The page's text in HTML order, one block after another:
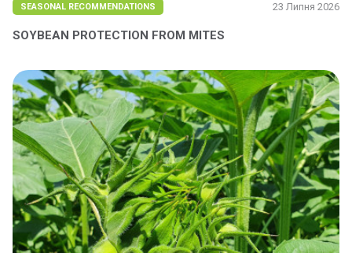
SEASONAL RECOMMENDATIONS 23 Липня 2026
SOYBEAN PROTECTION FROM MITES